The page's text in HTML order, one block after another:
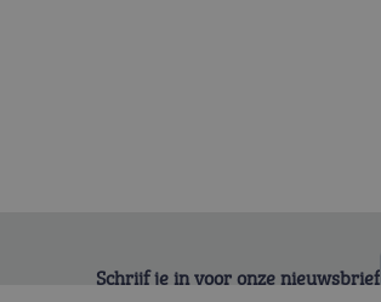
Schrijf je in voor onze nieuwsbrief